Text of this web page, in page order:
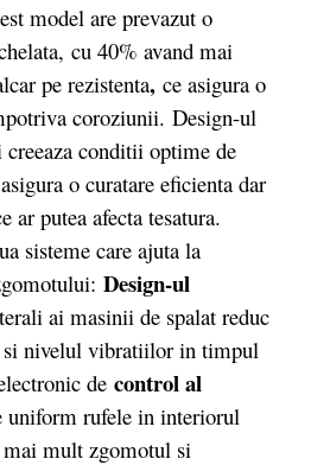
model are prevazut o
cu 40% avand mai
pe rezistenta, ce asigura o
coroziunii. Design-ul
conditii optime de
o curatare eficienta dar
ar putea afecta tesatura.
sisteme care ajuta la
Design-ul
ai masinii de spalat reduc
nivelul vibratiilor in timpul
de control al
uniform rufele in interiorul
mult zgomotul si